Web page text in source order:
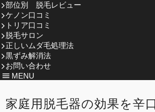
部位別 脱毛レビュー
ケノン口コミ
トリア口コミ
脱毛サロン
正しいムダ毛処理法
黒ずみ解消法
お問い合わせ
MENU
家庭用脱毛器の効果を辛